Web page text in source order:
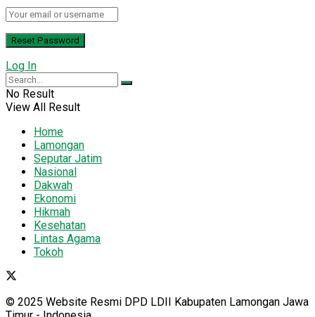
Log In
No Result
View All Result
Home
Lamongan
Seputar Jatim
Nasional
Dakwah
Ekonomi
Hikmah
Kesehatan
Lintas Agama
Tokoh
© 2025 Website Resmi DPD LDII Kabupaten Lamongan Jawa